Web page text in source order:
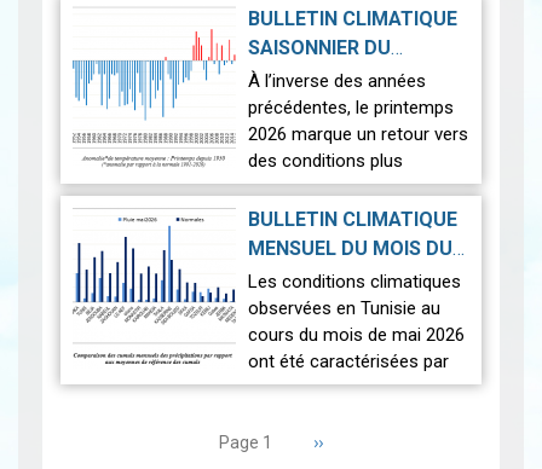
températures supérieures
aux normales ont été
observées sur l'en…
BULLETIN CLIMATIQUE
SAISONNIER DU
PRINTEMPS 2026|
2026-07-02
À l’inverse des années
précédentes, le printemps
2026 marque un retour vers
des conditions plus
proches de la normale,
avec un léger excédent
thermique de +0,3 °c
Nous r…
BULLETIN CLIMATIQUE
MENSUEL DU MOIS DU
MAI 2026|2026-06-17
Les conditions climatiques
observées en Tunisie au
cours du mois de mai 2026
ont été caractérisées par
des températures proches
répartition spatiale
Page 1 Page
››